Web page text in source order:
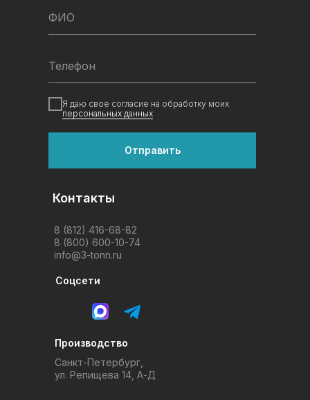
info@3-tonn.ru
8 (800) 600-10-74
8 (812) 416-68-82
Производство
Санкт-Петербург,
ул. Репищева 14, А-Д
Контакты
Соцсети
ФИО
Телефон
Я даю свое согласие на обработку моих
персональных данных
Отправить